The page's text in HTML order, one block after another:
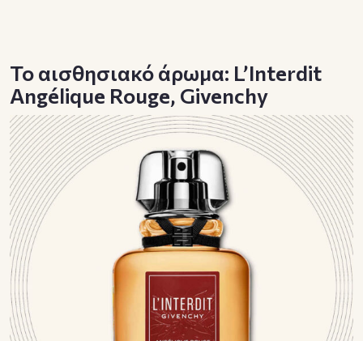
To αισθησιακό άρωμα: L’Interdit
Angélique Rouge, Givenchy